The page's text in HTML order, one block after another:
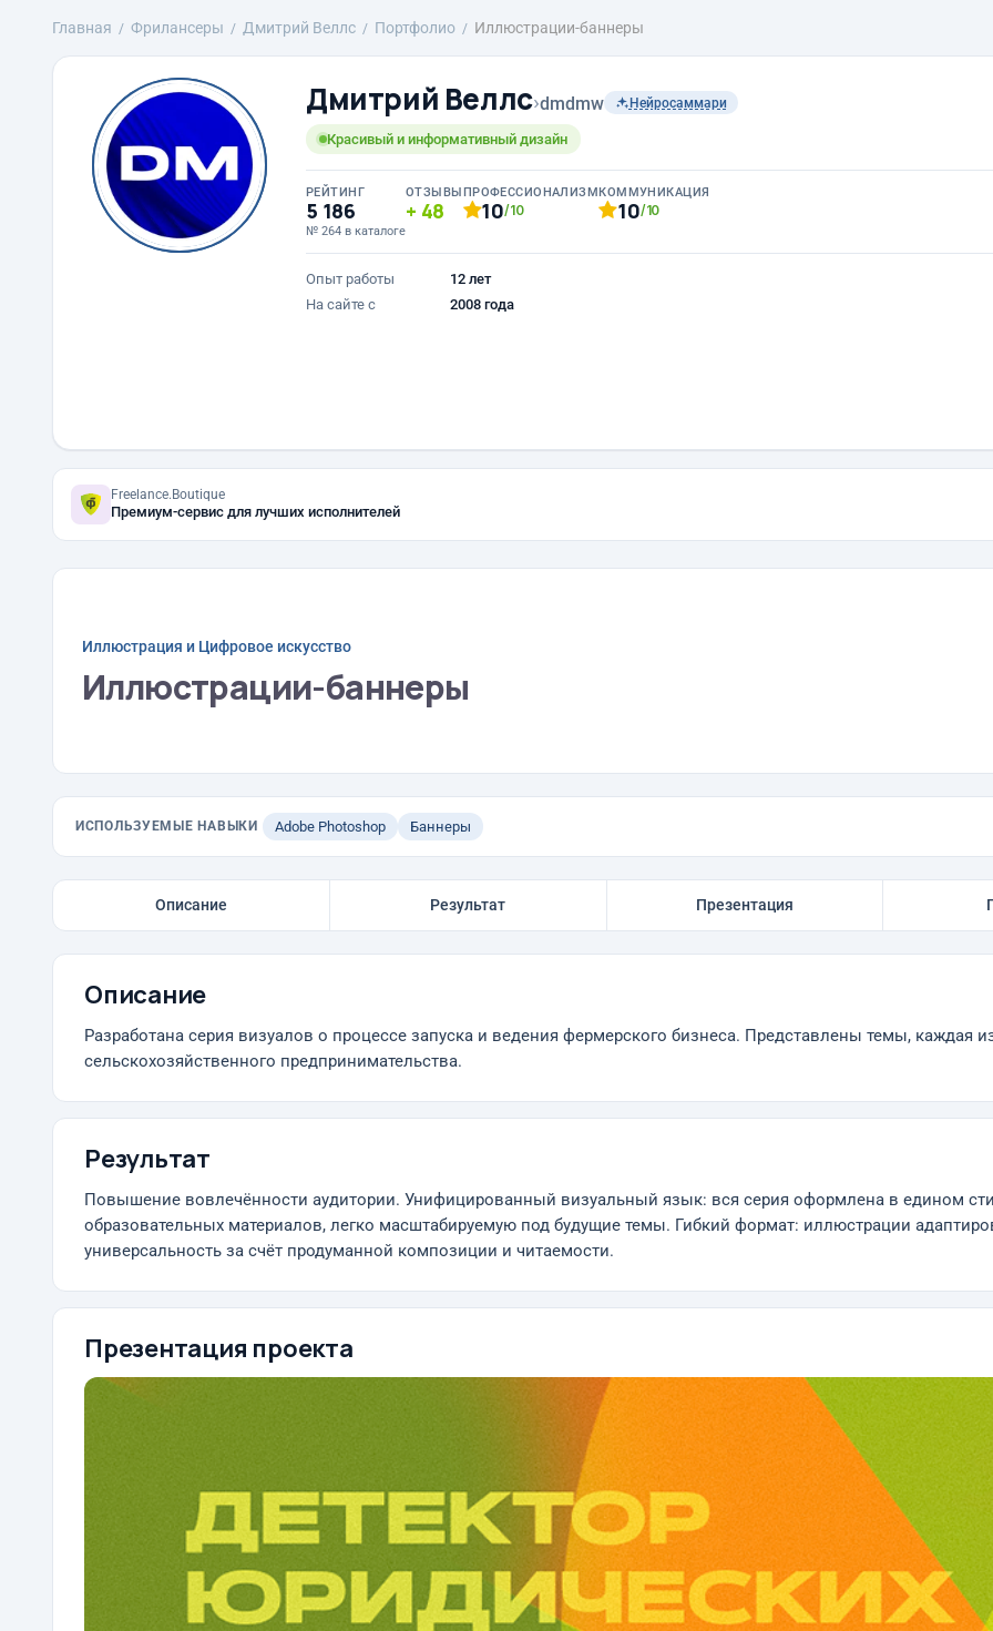
Главная Фрилансеры Дмитрий Веллс Портфолио Иллюстрации-баннеры
Дмитрий Веллс›dmdmw Нейросаммари
Красивый и информативный дизайн
РЕЙТИНГ
5 186
№ 264 в каталоге
ОТЗЫВЫ
48
ПРОФЕССИОНАЛИЗМ
10/10
КОММУНИКАЦИЯ
10/10
Опыт работы
12 лет
На сайте с
2008 года
Freelance.Boutique
Премиум-сервис для лучших исполнителей
Иллюстрация и Цифровое искусство
Иллюстрации-баннеры
ИСПОЛЬЗУЕМЫЕ НАВЫКИ Adobe Photoshop Баннеры
Описание Результат Презентация
Описание
Разработана серия визуалов о процессе запуска и ведения фермерского бизнеса. Представлены темы, каждая
сельскохозяйственного предпринимательства.
Результат
Повышение вовлечённости аудитории. Унифицированный визуальный язык: вся серия оформлена в едином
образовательных материалов, легко масштабируемую под будущие темы. Гибкий формат: иллюстрации
универсальность за счёт продуманной композиции и читаемости.
Презентация проекта